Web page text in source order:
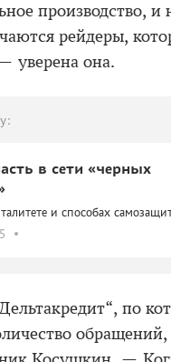
производство, и
рейдеры,
уверена она.
в сети «черных
и способах
по